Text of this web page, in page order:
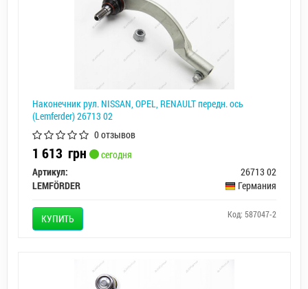
Наконечник рул. NISSAN, OPEL, RENAULT передн. ось
(Lemferder) 26713 02
0 отзывов
1 613 грн
сегодня
Артикул:
26713 02
LEMFÖRDER
Германия
КУПИТЬ Код: 587047-2